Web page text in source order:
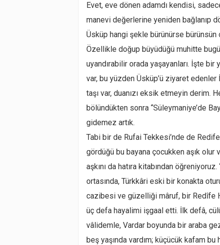
Evet, eve dönen adamdı kendisi,
manevi değerlerine yeniden bağlanıp
Üsküp hangi şekle bürünürse bürünsün
Özellikle doğup büyüdüğü muhitte
uyandırabilir orada yaşayanları. İşte
var, bu yüzden Üsküp’ü ziyaret
taşı var, duanızı eksik etmeyin derim.
bölündükten sonra “Süleymaniye’de
gidemez artık.
Tabi bir de Rufai Tekkesi’nde de Redife
gördüğü bu bayana çocukken aşık
aşkını da hatıra kitabından
ortasında, Türkkâri eski bir konakta
cazibesi ve güzelliği mâruf, bir Redîfe
üç defa hayalimi işgaal etti. İlk defâ,
vâlidemle, Vardar boyunda bir araba
beş yaşında vardım; küçücük kafam